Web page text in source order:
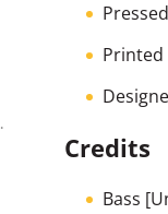
Printed
Credits
Bass